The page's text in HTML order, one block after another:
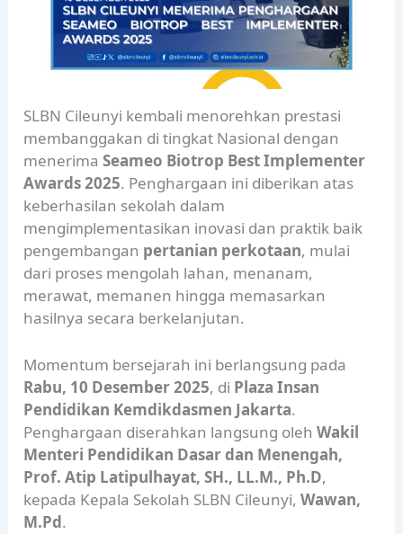
SLBN Cileunyi kembali menorehkan prestasi
membanggakan di tingkat Nasional dengan
menerimaSeameo Biotrop Best Implementer
Awards 2025. Penghargaan ini diberikan atas
keberhasilan sekolah dalam
mengimplementasikan inovasi dan praktik baik
pengembangan pertanian perkotaan, mulai
dari proses mengolah lahan, menanam,
merawat, memanen hingga memasarkan
hasilnya secara berkelanjutan.
Momentum bersejarah ini berlangsung pada
Rabu, 10 Desember 2025, di Plaza Insan
Pendidikan Kemdikdasmen Jakarta.
Penghargaan diserahkan langsung olehWakil
Menteri Pendidikan Dasar dan Menengah,
Prof. Atip Latipulhayat, SH., LL.M., Ph.D,
kepada Kepala Sekolah SLBN Cileunyi,Wawan,
M.Pd.